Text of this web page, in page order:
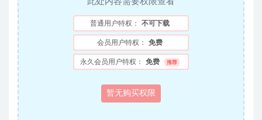
普通用户特权： 不可下载
会员用户特权： 免费
永久会员用户特权： 免费 推荐
暂无购买权限